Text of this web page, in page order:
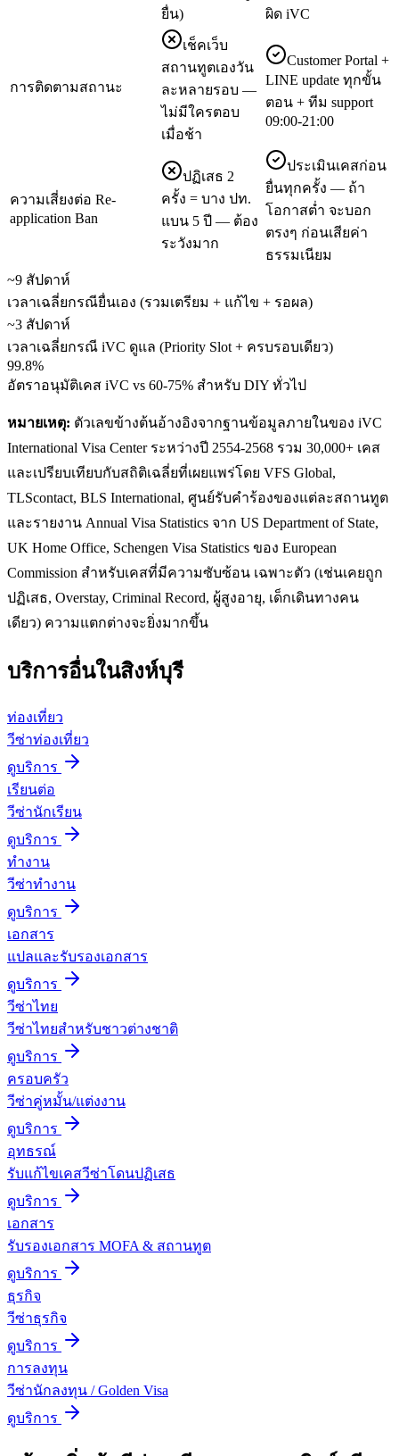
ยื่น)
ผิด iVC
การติดตามสถานะ
เช็คเว็บ
สถานทูตเองวัน
ละหลายรอบ —
ไม่มีใครตอบ
เมื่อช้า
Customer Portal +
LINE update ทุกขั้น
ตอน + ทีม support
09:00-21:00
ความเสี่ยงต่อ Re-
application Ban
ปฏิเสธ 2
ครั้ง = บาง ปท.
แบน 5 ปี — ต้อง
ระวังมาก
ประเมินเคสก่อน
ยื่นทุกครั้ง — ถ้า
โอกาสต่ำ จะบอก
ตรงๆ ก่อนเสียค่า
ธรรมเนียม
~9 สัปดาห์
เวลาเฉลี่ยกรณียื่นเอง (รวมเตรียม + แก้ไข + รอผล)
~3 สัปดาห์
เวลาเฉลี่ยกรณี iVC ดูแล (Priority Slot + ครบรอบเดียว)
99.8%
อัตราอนุมัติเคส iVC vs 60-75% สำหรับ DIY ทั่วไป
หมายเหตุ: ตัวเลขข้างต้นอ้างอิงจากฐานข้อมูลภายในของ iVC
International Visa Center ระหว่างปี 2554-2568 รวม 30,000+ เคส
และเปรียบเทียบกับสถิติเฉลี่ยที่เผยแพร่โดย VFS Global,
TLScontact, BLS International, ศูนย์รับคำร้องของแต่ละสถานทูต
และรายงาน Annual Visa Statistics จาก US Department of State,
UK Home Office, Schengen Visa Statistics ของ European
Commission สำหรับเคสที่มีความซับซ้อน เฉพาะตัว (เช่นเคยถูก
ปฏิเสธ, Overstay, Criminal Record, ผู้สูงอายุ, เด็กเดินทางคน
เดียว) ความแตกต่างจะยิ่งมากขึ้น
บริการอื่นในสิงห์บุรี
ท่องเที่ยว
วีซ่าท่องเที่ยว
ดูบริการ
เรียนต่อ
วีซ่านักเรียน
ดูบริการ
ทำงาน
วีซ่าทำงาน
ดูบริการ
เอกสาร
แปลและรับรองเอกสาร
ดูบริการ
วีซ่าไทย
วีซ่าไทยสำหรับชาวต่างชาติ
ดูบริการ
ครอบครัว
วีซ่าคู่หมั้น/แต่งงาน
ดูบริการ
อุทธรณ์
รับแก้ไขเคสวีซ่าโดนปฏิเสธ
ดูบริการ
เอกสาร
รับรองเอกสาร MOFA & สถานทูต
ดูบริการ
ธุรกิจ
วีซ่าธุรกิจ
ดูบริการ
การลงทุน
วีซ่านักลงทุน / Golden Visa
ดูบริการ